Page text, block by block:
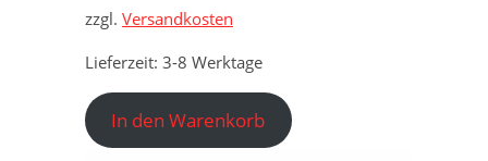
zzgl. Versandkosten
Lieferzeit: 3-8 Werktage
In den Warenkorb